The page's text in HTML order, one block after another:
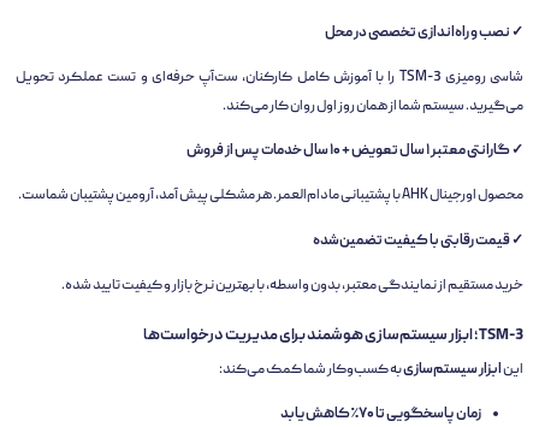
✓ نصب و راه‌اندازی تخصصی در محل
شاسی رومیزی TSM-3 را با آموزش کامل کارکنان، ست‌آپ حرفه‌ای و تست عملکرد تحویل
می‌گیرید. سیستم شما از همان روز اول روان کار می‌کند.
✓ گارانتی معتبر ۱ سال تعویض + ۱۰ سال خدمات پس از فروش
محصول اورجینال AHK با پشتیبانی مادام‌العمر. هر مشکلی پیش آمد، آرومین پشتیبان شماست.
✓ قیمت رقابتی با کیفیت تضمین‌شده
خرید مستقیم از نمایندگی معتبر، بدون واسطه، با بهترین نرخ بازار و کیفیت تایید شده.
TSM-3؛ ابزار سیستم‌سازی هوشمند برای مدیریت درخواست‌ها
اینابزار سیستم‌سازیبه کسب‌وکار شما کمک می‌کند:
زمان پاسخگویی تا ۷۰٪ کاهش یابد